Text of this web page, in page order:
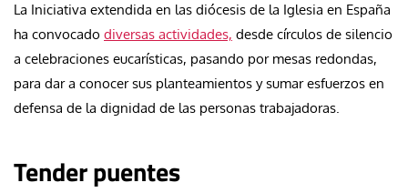
La Iniciativa extendida en las diócesis de la Iglesia en España
ha convocado diversas actividades, desde círculos de silencio
a celebraciones eucarísticas, pasando por mesas redondas,
para dar a conocer sus planteamientos y sumar esfuerzos en
defensa de la dignidad de las personas trabajadoras.
Tender puentes